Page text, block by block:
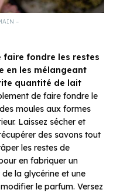
–
faire fondre les restes
en les mélangeant
quantité de lait
de faire fondre le
moules aux formes
Laissez sécher et
des savons tout
les restes de
en fabriquer un
la glycérine et une
le parfum. Versez